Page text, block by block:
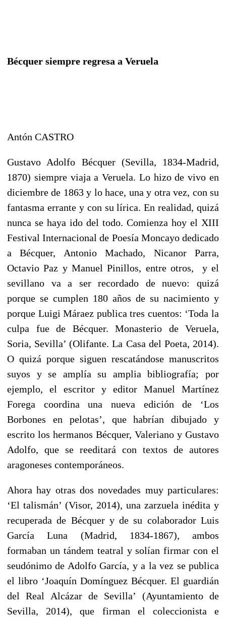
Bécquer siempre regresa a Veruela
Antón CASTRO
Gustavo Adolfo Bécquer (Sevilla, 1834-Madrid,
1870) siempre viaja a Veruela. Lo hizo de vivo en
diciembre de 1863 y lo hace, una y otra vez, con su
fantasma errante y con su lírica. En realidad, quizá
nunca se haya ido del todo. Comienza hoy el XIII
Festival Internacional de Poesía Moncayo dedicado
a Bécquer, Antonio Machado, Nicanor Parra,
Octavio Paz y Manuel Pinillos, entre otros, y el
sevillano va a ser recordado de nuevo: quizá
porque se cumplen 180 años de su nacimiento y
porque Luigi Máraez publica tres cuentos: ‘Toda la
culpa fue de Bécquer. Monasterio de Veruela,
Soria, Sevilla’ (Olifante. La Casa del Poeta, 2014).
O quizá porque siguen rescatándose manuscritos
suyos y se amplía su amplia bibliografía; por
ejemplo, el escritor y editor Manuel Martínez
Forega coordina una nueva edición de ‘Los
Borbones en pelotas’, que habrían dibujado y
escrito los hermanos Bécquer, Valeriano y Gustavo
Adolfo, que se reeditará con textos de autores
aragoneses contemporáneos.
Ahora hay otras dos novedades muy particulares:
‘El talismán’ (Visor, 2014), una zarzuela inédita y
recuperada de Bécquer y de su colaborador Luis
García Luna (Madrid, 1834-1867), ambos
formaban un tándem teatral y solían firmar con el
seudónimo de Adolfo García, y a la vez se publica
el libro ‘Joaquín Domínguez Bécquer. El guardián
del Real Alcázar de Sevilla’ (Ayuntamiento de
Sevilla, 2014), que firman el coleccionista e